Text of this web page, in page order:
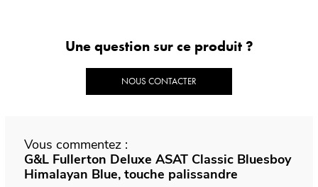
Une question sur ce produit ?
NOUS CONTACTER
Vous commentez :
G&L Fullerton Deluxe ASAT Classic Bluesboy
Himalayan Blue, touche palissandre